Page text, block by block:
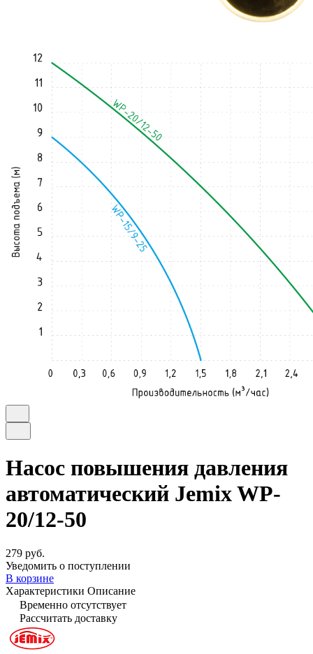
Насос повышения давления
автоматический Jemix WP-
20/12-50
279 руб.
Уведомить о поступлении
В корзине
Характеристики Описание
Временно отсутствует
Рассчитать доставку